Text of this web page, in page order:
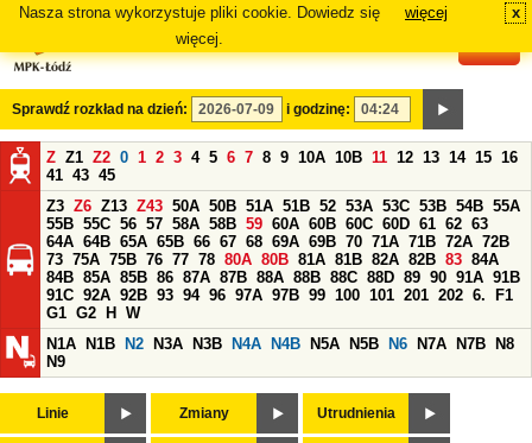
Nasza strona wykorzystuje pliki cookie. Dowiedz się
więcej.
więcej x
Sprawdź rozkład na dzień: i godzinę:
Z Z1 Z2 0 1 2 3 4 5 6 7 8 9 10A 10B 11 12 13 14 15 16
41 43 45
Z3 Z6 Z13 Z43 50A 50B 51A 51B 52 53A 53C 53B 54B 55A
55B 55C 56 57 58A 58B 59 60A 60B 60C 60D 61 62 63
64A 64B 65A 65B 66 67 68 69A 69B 70 71A 71B 72A 72B
73 75A 75B 76 77 78 80A 80B 81A 81B 82A 82B 83 84A
84B 85A 85B 86 87A 87B 88A 88B 88C 88D 89 90 91A 91B
91C 92A 92B 93 94 96 97A 97B 99 100 101 201 202 6.
F1
G1 G2 H
W
N1A
N1B N2 N3A N3B N4A N4B N5A N5B N6 N7A N7B
N8
N9
Linie Zmiany Utrudnienia